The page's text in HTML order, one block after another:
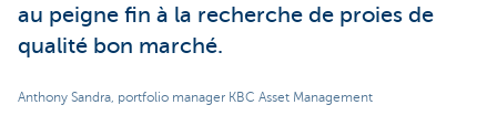
au peigne fin à la recherche de proies de
qualité bon marché.
Anthony Sandra, portfolio manager KBC Asset Management